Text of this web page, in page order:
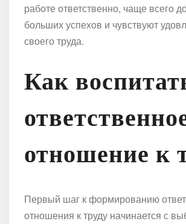
работе ответственно, чаще всего
больших успехов и чувствуют
своего труда.
Как
отношение к
Первый шаг к формированию
отношения к труду начинается с